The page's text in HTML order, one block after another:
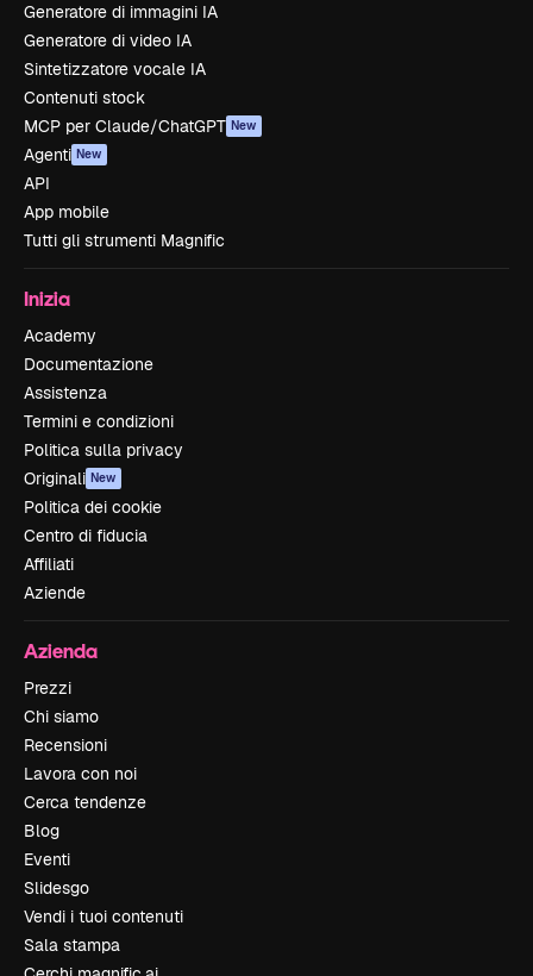
Generatore di immagini IA
Generatore di video IA
Sintetizzatore vocale IA
Contenuti stock
MCP per Claude/ChatGPT New
Agenti New
API
App mobile
Tutti gli strumenti Magnific
Inizia
Academy
Documentazione
Assistenza
Termini e condizioni
Politica sulla privacy
Originali New
Politica dei cookie
Centro di fiducia
Affiliati
Aziende
Azienda
Prezzi
Chi siamo
Recensioni
Lavora con noi
Cerca tendenze
Blog
Eventi
Slidesgo
Vendi i tuoi contenuti
Sala stampa